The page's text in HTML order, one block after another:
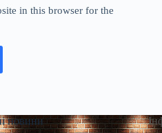
in this browser for the
новини